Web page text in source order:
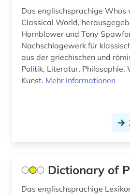
goethe (1)
graphiker (1)
griechenland altertum (1)
hamburg (1)
Das englischsprachige Whos
Classical World,
Hornblower und Tony
Nachschlagewerk für
aus der griechischen und
Politik, Literatur, Philosophie,
Kunst. Mehr Informationen
Dictionary of
Das englischsprachige